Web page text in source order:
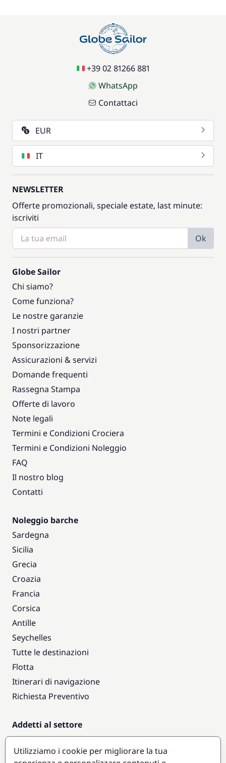
+39 02 81266 881
WhatsApp
Contattaci
EUR
IT
NEWSLETTER
Offerte promozionali, speciale estate, last minute:
iscriviti
Ok
Globe Sailor
Chi siamo?
Come funziona?
Le nostre garanzie
I nostri partner
Sponsorizzazione
Assicurazioni & servizi
Domande frequenti
Rassegna Stampa
Offerte di lavoro
Note legali
Termini e Condizioni Crociera
Termini e Condizioni Noleggio
FAQ
Il nostro blog
Contatti
Noleggio barche
Sardegna
Sicilia
Grecia
Croazia
Francia
Corsica
Antille
Seychelles
Tutte le destinazioni
Flotta
Itinerari di navigazione
Richiesta Preventivo
Addetti al settore
Accesso armatori
Diventare partner
Utilizziamo i cookie per migliorare la tua